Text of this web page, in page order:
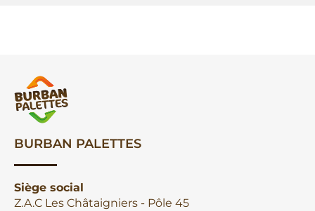
BURBAN PALETTES
Siège social
Z.A.C Les Châtaigniers - Pôle 45